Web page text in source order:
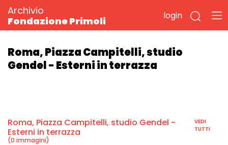
Archivio
Fondazione Primoli
login
Roma, Piazza Campitelli, studio
Gendel - Esterni in terrazza
Roma, Piazza Campitelli, studio Gendel -
Esterni in terrazza
(0 immagini)
VEDI
TUTTI